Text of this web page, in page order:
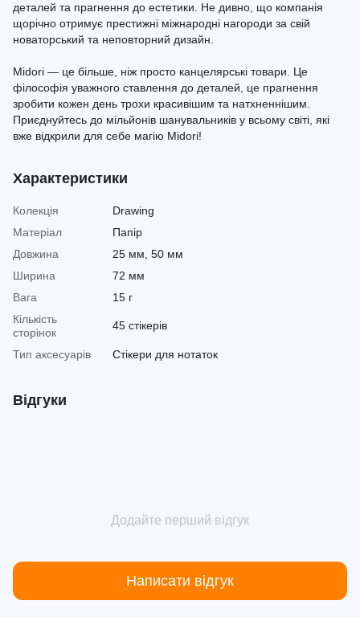
деталей та прагнення до естетики. Не дивно, що компанія
щорічно отримує престижні міжнародні нагороди за свій
новаторський та неповторний дизайн.
Midori — це більше, ніж просто канцелярські товари. Це
філософія уважного ставлення до деталей, це прагнення
зробити кожен день трохи красивішим та натхненнішим.
Приєднуйтесь до мільйонів шанувальників у всьому світі, які
вже відкрили для себе магію Midori!
Характеристики
Колекція
Drawing
Матеріал
Папір
Довжина
25 мм, 50 мм
Ширина
72 мм
Вага
15 г
Кількість
сторінок
45 стікерів
Тип аксесуарів Стікери для нотаток
Відгуки
Додайте перший відгук
Написати відгук